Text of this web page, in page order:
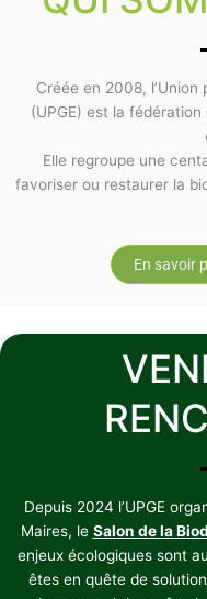
Créée en 2008,
(UPGE) est la
Elle regroupe une
favoriser ou restaurer la
En savoir
Depuis 2024 l’UPGE
Maires, le Salon de la
enjeux écologiques sont
êtes en quête de